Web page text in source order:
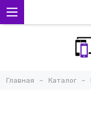
Главная Каталог